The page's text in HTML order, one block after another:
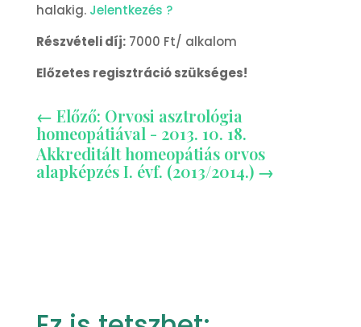
halakig. Jelentkezés ?
Részvételi díj:7000 Ft/ alkalom
Előzetes regisztráció szükséges!
← Előző: Orvosi asztrológia
homeopátiával - 2013. 10. 18.
Akkreditált homeopátiás orvos
alapképzés I. évf. (2013/2014.)→